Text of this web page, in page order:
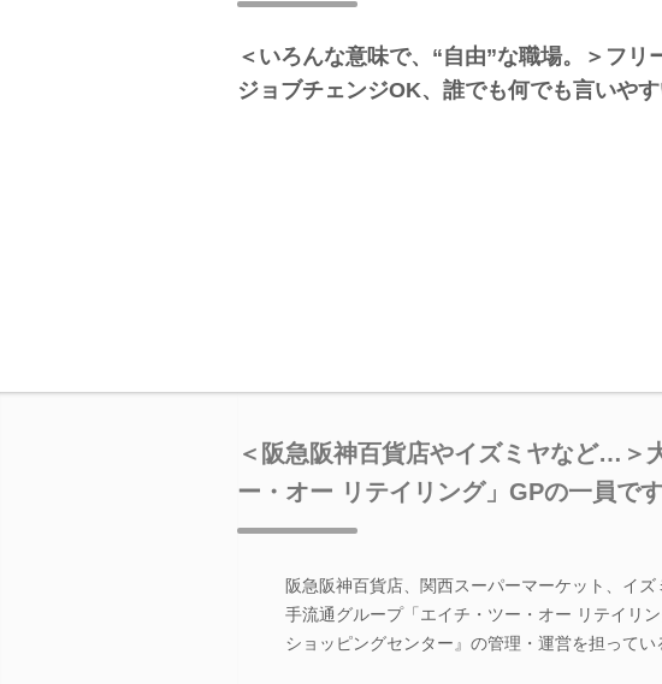
＜いろんな意味で、“自由”な職場。＞フリ
ジョブチェンジOK、誰でも何でも言いや
＜阪急阪神百貨店やイズミヤなど…＞
ー・オー リテイリング」GPの一員です
阪急阪神百貨店、関西スーパーマーケット、イ
手流通グループ「エイチ・ツー・オー リテイリ
ショッピングセンター』の管理・運営を担ってい